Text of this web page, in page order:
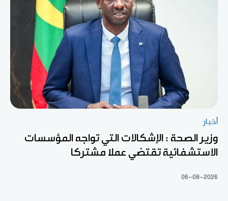
أخبار
وزير الصحة : الإشكالات التي تواجه المؤسسات
الاستشفائية تقتضي عملا مشتركا
06-08-2026